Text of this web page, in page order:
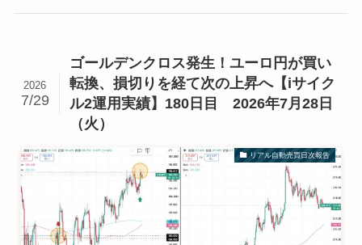
ゴールデンクロス発生！ユーロ円が買い
転換、損切りを経て次の上昇へ【iサイク
ル2運用実績】180日目 2026年7月28日
（火）
2026
7/29
リアル自動売買日次報告